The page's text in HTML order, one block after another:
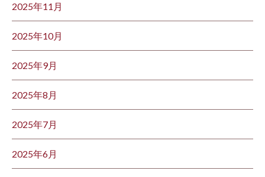
2025年11月
2025年10月
2025年9月
2025年8月
2025年7月
2025年6月